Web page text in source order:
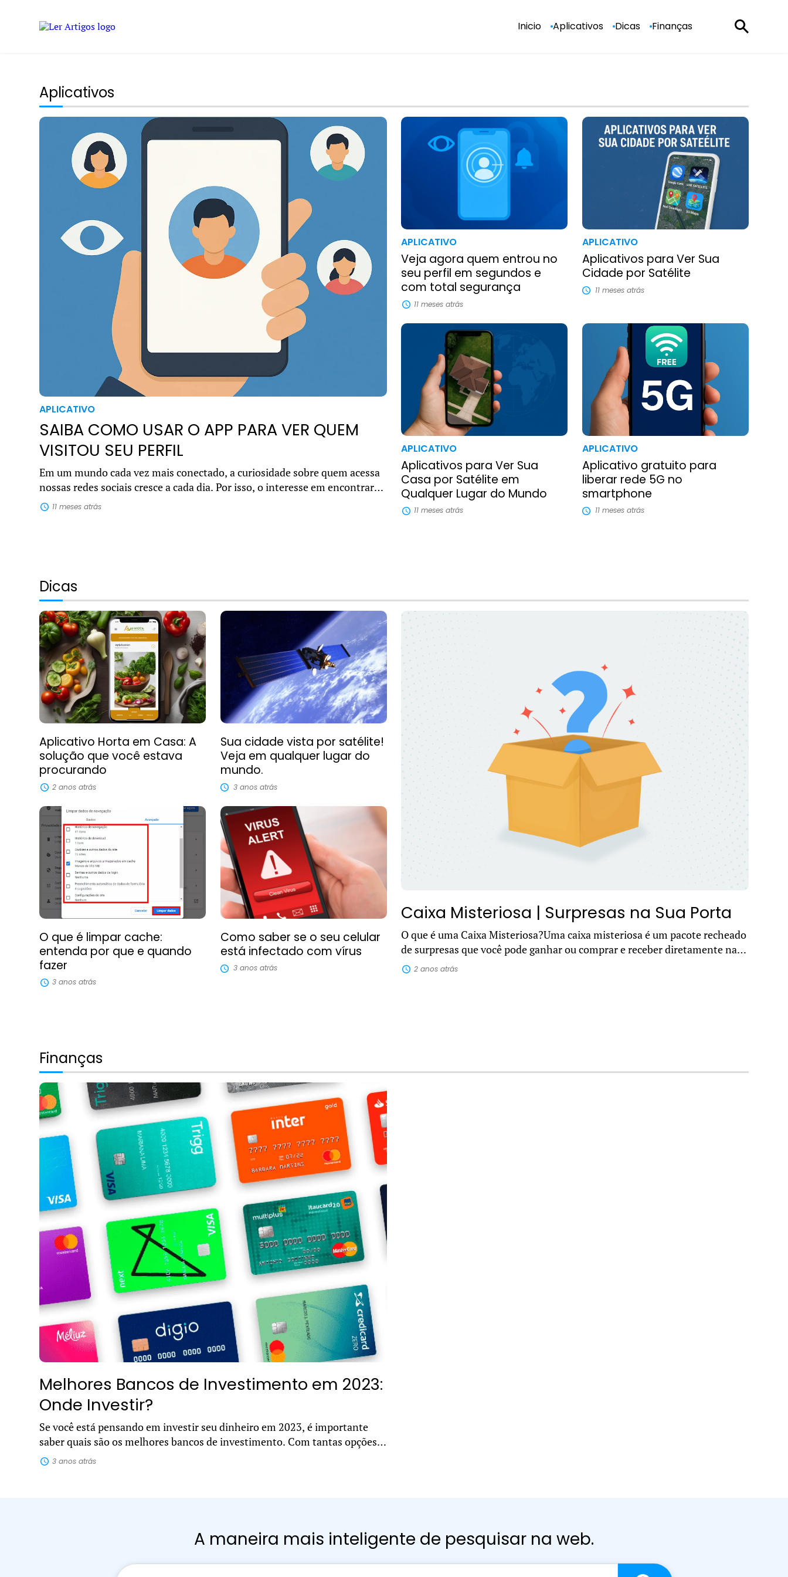
Inicio Aplicativos Dicas Finanças
Aplicativos
APLICATIVO
SAIBA COMO USAR O APP PARA VER QUEM
VISITOU SEU PERFIL
Em um mundo cada vez mais conectado, a curiosidade sobre quem acessa
nossas redes sociais cresce a cada dia. Por isso, o interesse em encontrar
um app para ver quem visitou seu perfil se tornou u...
11 meses atrás
APLICATIVO
Veja agora quem entrou no
seu perfil em segundos e
com total segurança
11 meses atrás
APLICATIVO
Aplicativos para Ver Sua
Cidade por Satélite
11 meses atrás
APLICATIVO
Aplicativos para Ver Sua
Casa por Satélite em
Qualquer Lugar do Mundo
11 meses atrás
APLICATIVO
Aplicativo gratuito para
liberar rede 5G no
smartphone
11 meses atrás
Dicas
Caixa Misteriosa | Surpresas na Sua Porta
O que é uma Caixa Misteriosa?Uma caixa misteriosa é um pacote recheado
de surpresas que você pode ganhar ou comprar e receber diretamente na
sua casa. Dentro dela, podem estar escondidos diver...
2 anos atrás
Aplicativo Horta em Casa: A
solução que você estava
procurando
2 anos atrás
Sua cidade vista por satélite!
Veja em qualquer lugar do
mundo.
3 anos atrás
O que é limpar cache:
entenda por que e quando
fazer
3 anos atrás
Como saber se o seu celular
está infectado com vírus
3 anos atrás
Finanças
Melhores Bancos de Investimento em 2023:
Onde Investir?
Se você está pensando em investir seu dinheiro em 2023, é importante
saber quais são os melhores bancos de investimento. Com tantas opções
disponíveis no mercado, pode ser difícil decidir...
3 anos atrás
A maneira mais inteligente de pesquisar na web.
Pesquisar